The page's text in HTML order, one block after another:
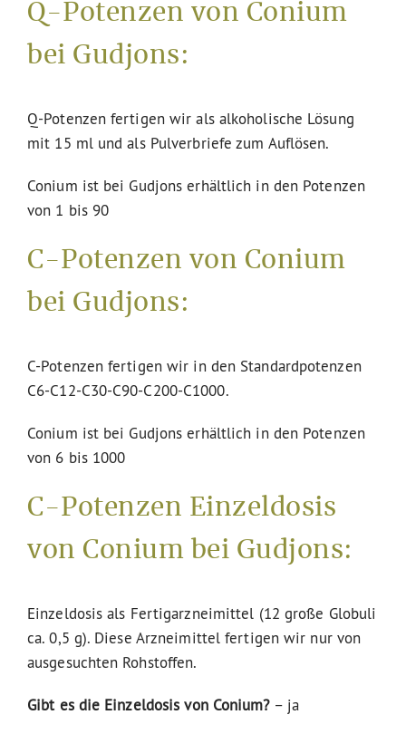
Q-Potenzen von Conium
bei Gudjons:
Q-Potenzen fertigen wir als alkoholische Lösung
mit 15 ml und als Pulverbriefe zum Auflösen.
Conium ist bei Gudjons erhältlich in den Potenzen
von 1 bis 90
C-Potenzen von Conium
bei Gudjons:
C-Potenzen fertigen wir in den Standardpotenzen
C6-C12-C30-C90-C200-C1000.
Conium ist bei Gudjons erhältlich in den Potenzen
von 6 bis 1000
C-Potenzen Einzeldosis
von Conium bei Gudjons:
Einzeldosis als Fertigarzneimittel (12 große Globuli
ca. 0,5 g). Diese Arzneimittel fertigen wir nur von
ausgesuchten Rohstoffen.
Gibt es die Einzeldosis von Conium?– ja